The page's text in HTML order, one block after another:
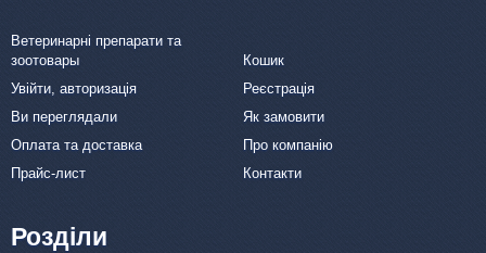
Ветеринарні препарати та
зоотовары
Кошик
Увійти, авторизація
Реєстрація
Ви переглядали
Як замовити
Оплата та доставка
Про компанію
Прайс-лист
Контакти
Розділи